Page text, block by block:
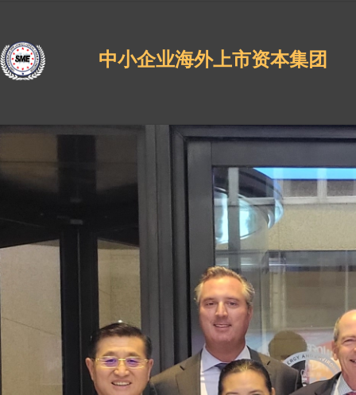
中小企业海外上市资本集团